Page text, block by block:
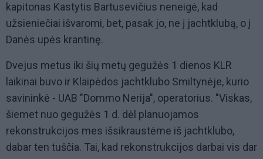
kapitonas Kastytis Bartusevičius neneigė, kad
užsieniečiai išvaromi, bet, pasak jo, ne į jachtklubą, o į
Danės upės krantinę.
Dvejus metus iki šių metų gegužės 1 dienos KLR
laikinai buvo ir Klaipėdos jachtklubo Smiltynėje, kurio
savininkė - UAB "Dommo Nerija", operatorius. "Viskas,
šiemet nuo gegužės 1 d. dėl planuojamos
rekonstrukcijos mes išsikraustėme iš jachtklubo,
dabar ten tuščia. Tai, kad rekonstrukcijos darbai vis dar